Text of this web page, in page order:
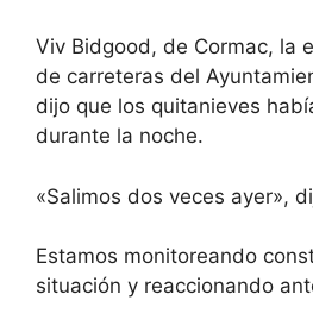
Viv Bidgood, de Cormac, la
de carreteras del
dijo que los quitanieves
durante la noche.
«Salimos dos veces ayer»,
Estamos monitoreando
situación y reaccionando